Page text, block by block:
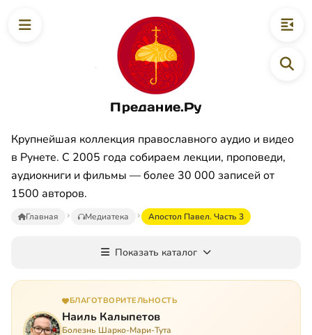
Предание.Ру
Крупнейшая коллекция православного аудио и видео
в Рунете. С 2005 года собираем лекции, проповеди,
аудиокниги и фильмы — более 30 000 записей от
1500 авторов.
Главная Медиатека Апостол Павел. Часть 3
Показать каталог
БЛАГОТВОРИТЕЛЬНОСТЬ
Наиль Калыпетов
Болезнь Шарко-Мари-Тута